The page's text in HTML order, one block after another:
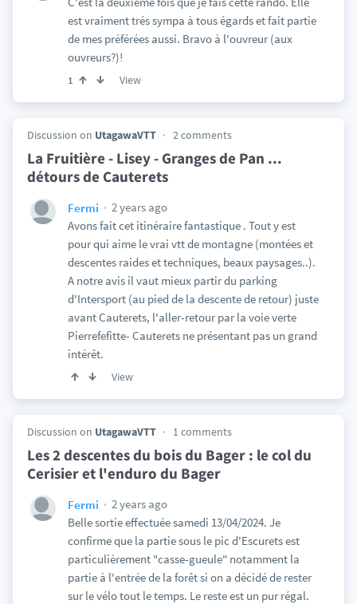
est vraiment trés sympa à tous égards et fait partie
de mes préférées aussi. Bravo à l'ouvreur (aux
ouvreurs?)!
1 View
Discussion on UtagawaVTT 2 comments
La Fruitière - Lisey - Granges de Pan ...
détours de Cauterets
Fermi
2 years ago
Avons fait cet itinéraire fantastique . Tout y est
pour qui aime le vrai vtt de montagne (montées et
descentes raides et techniques, beaux paysages..).
A notre avis il vaut mieux partir du parking
d'Intersport (au pied de la descente de retour) juste
avant Cauterets, l'aller-retour par la voie verte
Pierrefefitte- Cauterets ne présentant pas un grand
intérêt.
View
Discussion on UtagawaVTT 1 comments
Les 2 descentes du bois du Bager : le col du
Cerisier et l'enduro du Bager
Fermi
2 years ago
Belle sortie effectuée samedi 13/04/2024. Je
confirme que la partie sous le pic d'Escurets est
particulièrement "casse-gueule" notamment la
partie à l'entrée de la forêt si on a décidé de rester
sur le vélo tout le temps. Le reste est un pur régal.